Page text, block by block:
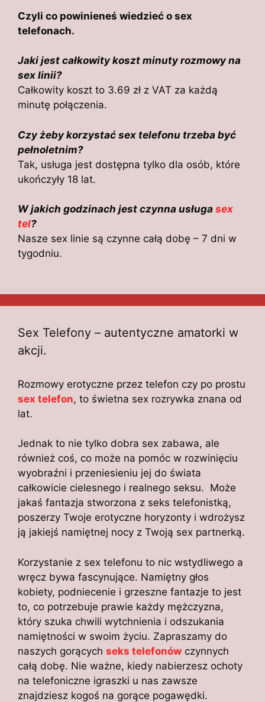
Czyli co powinieneś wiedzieć o sex
telefonach.
Jaki jest całkowity koszt minuty rozmowy na
sex linii?
Całkowity koszt to 3.69 zł z VAT za każdą
minutę połączenia.
Czy żeby korzystać sex telefonu trzeba być
pełnoletnim?
Tak, usługa jest dostępna tylko dla osób, które
ukończyły 18 lat.
W jakich godzinach jest czynna usługa sex
tel?
Nasze sex linie są czynne całą dobę – 7 dni w
tygodniu.
Sex Telefony – autentyczne amatorki w
akcji.
Rozmowy erotyczne przez telefon czy po prostu
sex telefon, to świetna sex rozrywka znana od
lat.
Jednak to nie tylko dobra sex zabawa, ale
również coś, co może na pomóc w rozwinięciu
wyobraźni i przeniesieniu jej do świata
całkowicie cielesnego i realnego seksu. Może
jakaś fantazja stworzona z seks telefonistką,
poszerzy Twoje erotyczne horyzonty i wdrożysz
ją jakiejś namiętnej nocy z Twoją sex partnerką.
Korzystanie z sex telefonu to nic wstydliwego a
wręcz bywa fascynujące. Namiętny głos
kobiety, podniecenie i grzeszne fantazje to jest
to, co potrzebuje prawie każdy mężczyzna,
który szuka chwili wytchnienia i odszukania
namiętności w swoim życiu. Zapraszamy do
naszych gorących seks telefonów czynnych
całą dobę. Nie ważne, kiedy nabierzesz ochoty
na telefoniczne igraszki u nas zawsze
znajdziesz kogoś na gorące pogawędki.